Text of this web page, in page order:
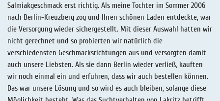
Salmiakgeschmack erst richtig. Als meine Tochter im Sommer 2006
nach Berlin-Kreuzberg zog und Ihren schönen Laden entdeckte, war
die Versorgung wieder sichergestellt. Mit dieser Auswahl hatten wir
nicht gerechnet und so probierten wir natürlich die
verschiedensten Geschmacksrichtungen aus und versorgten damit
auch unsere Liebsten. Als sie dann Berlin wieder verließ, kauften
wir noch einmal ein und erfuhren, dass wir auch bestellen können.
Das war unsere Lösung und so wird es auch bleiben, solange diese